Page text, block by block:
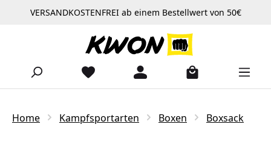
Zum Hauptinhalt springen
VERSANDKOSTENFREI ab einem Bestellwert von 50€
Home Kampfsportarten Boxen Boxsack